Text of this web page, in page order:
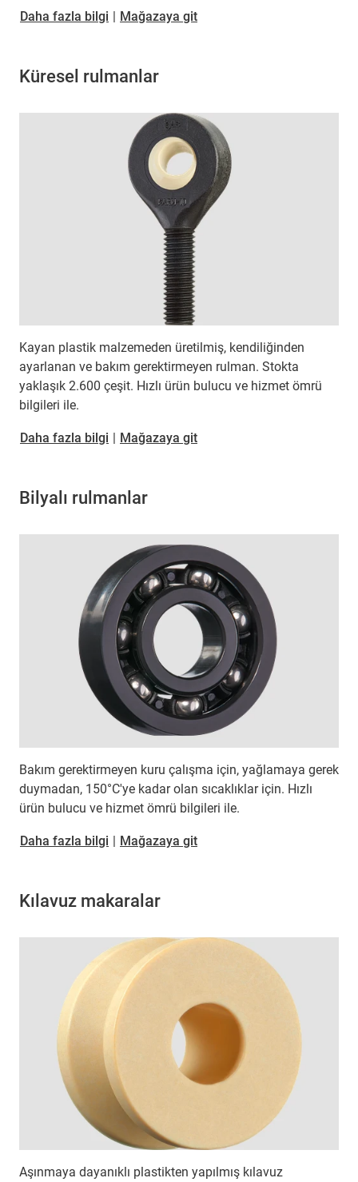
Daha fazla bilgi | Mağazaya git
Küresel rulmanlar
Kayan plastik malzemeden üretilmiş, kendiliğinden
ayarlanan ve bakım gerektirmeyen rulman. Stokta
yaklaşık 2.600 çeşit. Hızlı ürün bulucu ve hizmet ömrü
bilgileri ile.
Daha fazla bilgi | Mağazaya git
Bilyalı rulmanlar
Bakım gerektirmeyen kuru çalışma için, yağlamaya gerek
duymadan, 150°C'ye kadar olan sıcaklıklar için. Hızlı
ürün bulucu ve hizmet ömrü bilgileri ile.
Daha fazla bilgi | Mağazaya git
Kılavuz makaralar
Aşınmaya dayanıklı plastikten yapılmış kılavuz